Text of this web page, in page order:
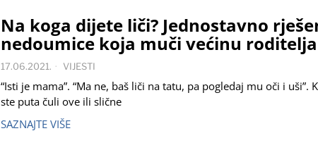
Na koga dijete liči? Jednostavno
nedoumice koja muči većinu roditelja
17.06.2021. VIJESTI
“Isti je mama”. “Ma ne, baš liči na tatu, pa pogledaj mu oči i uši”.
ste puta čuli ove ili slične
SAZNAJTE VIŠE